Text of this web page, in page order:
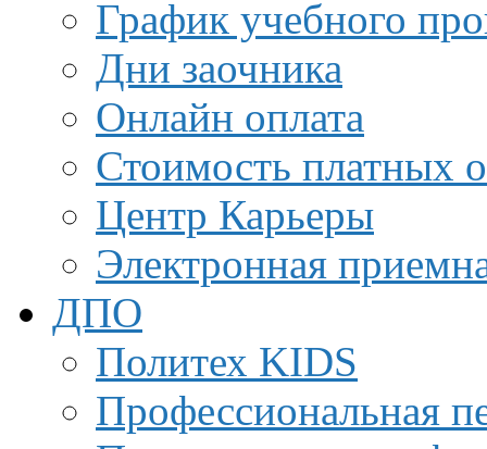
График учебного
Дни заочника
Онлайн оплата
Стоимость платных
Центр Карьеры
Электронная
ДПО
Политех KIDS
Профессиональная